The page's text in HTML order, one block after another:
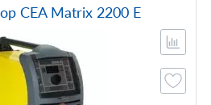
CEA Matrix 2200 E